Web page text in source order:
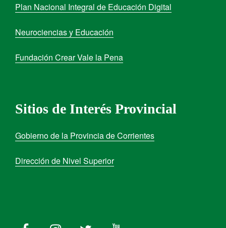
Plan Nacional Integral de Educación Digital
Neurociencias y Educación
Fundación Crear Vale la Pena
Sitios de Interés Provincial
Gobierno de la Provincia de Corrientes
Dirección de Nivel Superior